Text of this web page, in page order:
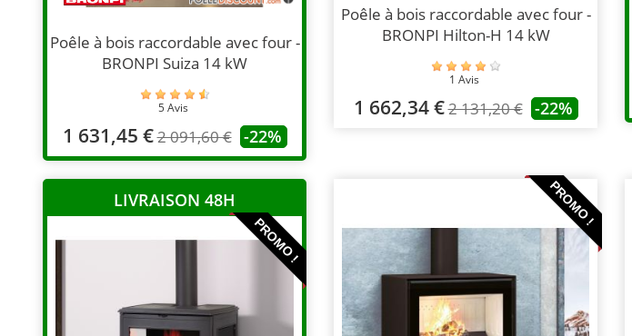
Poêle à bois raccordable avec four -
BRONPI Suiza 14 kW
5 Avis
1 631,45 €2 091,60 € -22%
Poêle à bois raccordable avec four -
BRONPI Hilton-H 14 kW
1 Avis
1 662,34 €2 131,20 € -22%
LIVRAISON 48H
PROMO !
PROMO !